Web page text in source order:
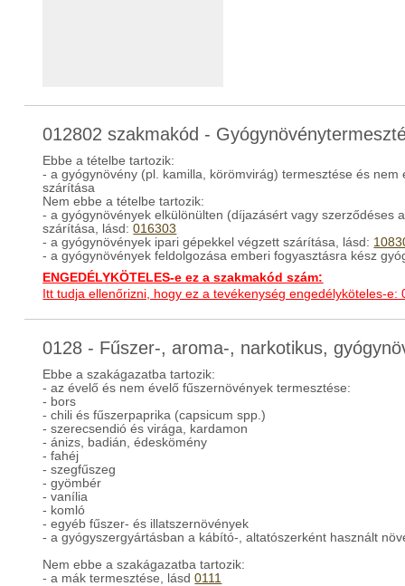
012802 szakmakód -
Ebbe a tételbe tartozik:
- a gyógynövény (pl. kamilla, körömvirág) termesztése és
szárítása
Nem ebbe a tételbe tartozik:
- a gyógynövények elkülönülten (díjazásért vagy szerződéses
szárítása, lásd:016303
- a gyógynövények ipari gépekkel végzett szárítása, lásd:
- a gyógynövények feldolgozása emberi fogyasztásra kész
ENGEDÉLYKÖTELES-e ez a szakmakód szám:
Itt tudja ellenőrizni, hogy ez a tevékenység engedélyköteles-e:
0128 - Fűszer-, aroma-, narkotikus,
Ebbe a szakágazatba tartozik:
- az évelő és nem évelő fűszernövények termesztése:
- bors
- chili és fűszerpaprika (capsicum spp.)
- szerecsendió és virága, kardamon
- ánizs, badián, édeskömény
- fahéj
- szegfűszeg
- gyömbér
- vanília
- komló
- egyéb fűszer- és illatszernövények
- a gyógyszergyártásban a kábító-, altatószerként használt
Nem ebbe a szakágazatba tartozik:
- a mák termesztése, lásd0111